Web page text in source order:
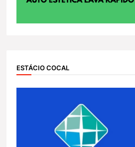
ESTÁCIO COCAL